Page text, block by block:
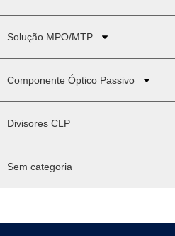
Solução MPO/MTP
Componente Óptico Passivo
Divisores CLP
Sem categoria